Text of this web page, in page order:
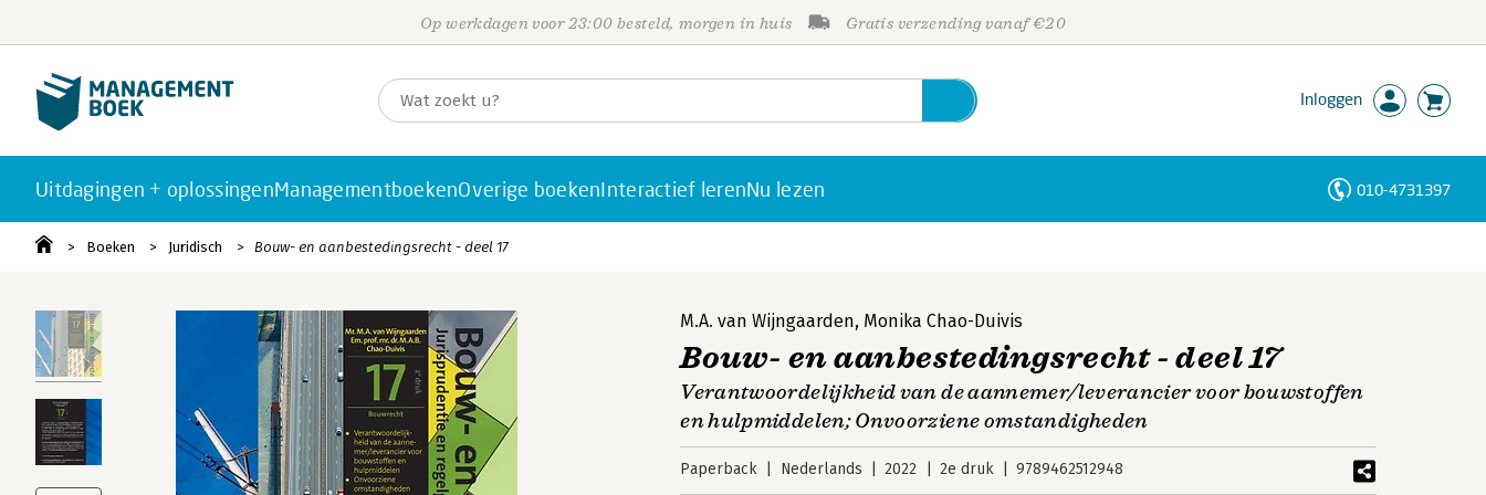
Op werkdagen voor 23:00 besteld, morgen in huis Gratis verzending vanaf €20
Inloggen
Uitdagingen + oplossingenManagementboekenOverige boekenInteractief lerenNu lezen 010-4731397
Boeken Juridisch Bouw- en aanbestedingsrecht - deel 17
M.A. van Wijngaarden, Monika Chao-Duivis
Bouw- en aanbestedingsrecht - deel 17
Verantwoordelijkheid van de aannemer/leverancier voor bouwstoffen
en hulpmiddelen; Onvoorziene omstandigheden
Paperback Nederlands 2022 2e druk 9789462512948
Personen